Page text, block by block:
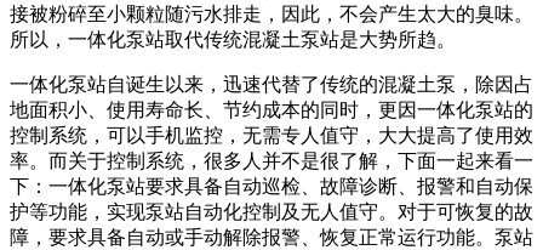
接被粉碎至小颗粒随污水排走，因此，不会产生太大的臭味。
所以，一体化泵站取代传统混凝土泵站是大势所趋。
一体化泵站自诞生以来，迅速代替了传统的混凝土泵，除因占
地面积小、使用寿命长、节约成本的同时，更因一体化泵站的
控制系统，可以手机监控，无需专人值守，大大提高了使用效
率。而关于控制系统，很多人并不是很了解，下面一起来看一
下：一体化泵站要求具备自动巡检、故障诊断、报警和自动保
护等功能，实现泵站自动化控制及无人值守。对于可恢复的故
障，要求具备自动或手动解除报警、恢复正常运行功能。泵站